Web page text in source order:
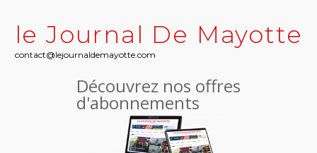
le Journal De Mayotte
contact@lejournaldemayotte.com
Découvrez nos offres
d'abonnements